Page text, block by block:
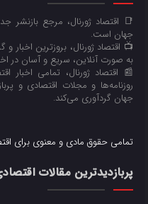
📑 اقتصاد ژورنال، مرجع بازنشر
جهان است.
📺 اقتصاد ژورنال، بروزترین اخبار
به صورت آنلاین، سریع و آسان در
📰 اقتصاد ژورنال، تمامی اخبار
روزنامه‌ها و مجلات اقتصادی و
جهان گردآوری می‌کند.
تمامی حقوق مادی و معنوی برای
پربازدیدترین مقالات